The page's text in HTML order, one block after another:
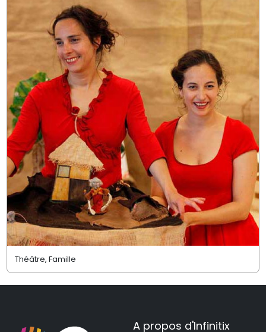
Théâtre, Famille
A propos d'Infinitix